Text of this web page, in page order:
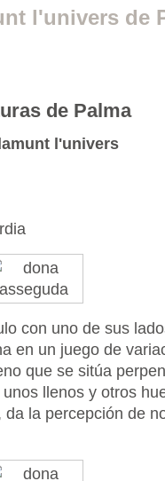
l'univers de
de Palma
l'univers
con uno de sus
en un juego de
que se sitúa
llenos y otros
la percepción de